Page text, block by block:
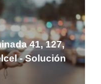
41, 127,
- Solución